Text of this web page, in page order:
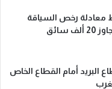
معادلة رخص السياقة
سائق
البريد أمام القطاع الخاص